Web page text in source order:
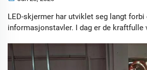
LED-skjermer har utviklet seg langt forbi
informasjonstavler. I dag er de kraftfulle
merkevarepromoting.